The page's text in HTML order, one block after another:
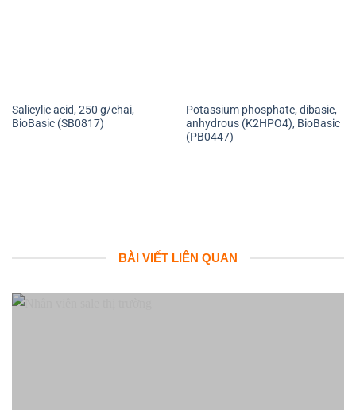
Salicylic acid, 250 g/chai,
BioBasic (SB0817)
Potassium phosphate, dibasic,
anhydrous (K2HPO4), BioBasic
(PB0447)
BÀI VIẾT LIÊN QUAN